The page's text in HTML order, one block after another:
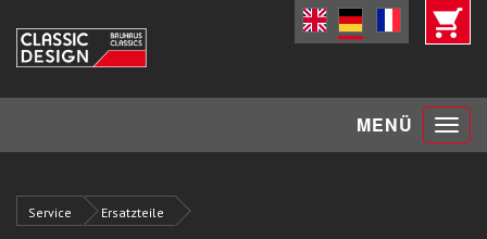
MENÜ Toggle
Service Ersatzteile